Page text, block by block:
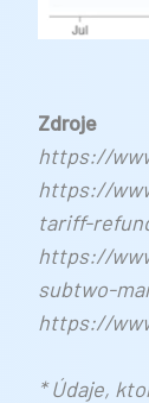
Zdroje
https://
https://
tariff-
https://
subtwo-
https://
* Údaje,